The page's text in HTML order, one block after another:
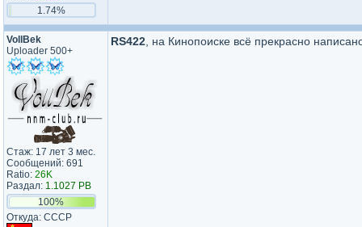
1.74%
VollBek
Uploader 500+
Стаж: 17 лет 3 мес.
Сообщений: 691
Ratio: 26K
Раздал: 1.1027 PB
100%
Откуда: СССР
RS422 , на Кинопоиске всё прекрасно